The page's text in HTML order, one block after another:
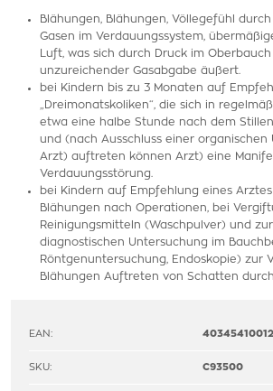
Blähungen, Blähungen, Völlegefühl
Gasen im Verdauungssystem,
Luft, was sich durch Druck im
unzureichender Gasabgabe äußert.
bei Kindern bis zu 3 Monaten auf
„Dreimonatskoliken“, die sich in
etwa eine halbe Stunde nach dem
und (nach Ausschluss einer organischen
Arzt) auftreten können Arzt) eine
Verdauungsstörung.
bei Kindern auf Empfehlung eines
Blähungen nach Operationen, bei
Reinigungsmitteln (Waschpulver) und
diagnostischen Untersuchung im
Röntgenuntersuchung, Endoskopie) zur
Blähungen Auftreten von Schatten durch
EAN:
SKU: C93500